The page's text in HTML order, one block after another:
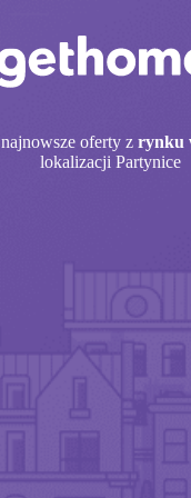
najnowsze oferty z rynku
lokalizacji Partynice